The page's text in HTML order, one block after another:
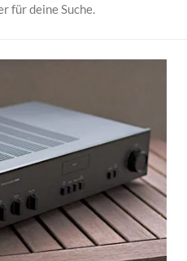
für deine Suche.